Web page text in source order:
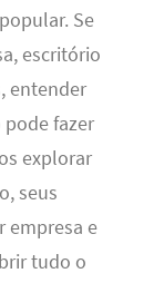
Se
escritório
entender
fazer
explorar
seus
empresa e
tudo o